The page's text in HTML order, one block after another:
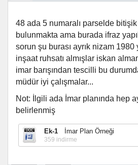
48 ada 5 numaralı parselde
bulunmakta ama burada ifraz
sorun şu burası ayrık nizam 1980
inşaat ruhsatı almışlar iskan
imar barışından tescilli bu
müdür iyi çalışmalar...
Not: İlgili ada İmar planında hep
belirlenmiş
Ek-1
İmar Plan Örneği
359 indirme